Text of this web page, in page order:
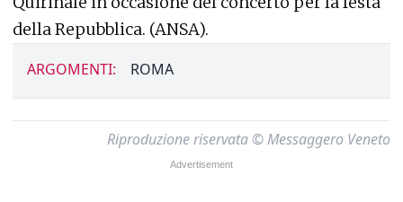
della Repubblica. (ANSA).
ARGOMENTI: ROMA
Riproduzione riservata © Messaggero Veneto